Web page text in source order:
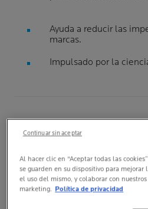
Ayuda a reducir las
marcas.
Impulsado por la
COMPROBADOS
Al hacer clic en “Aceptar todas las
se guarden en su dispositivo para
el uso del mismo, y colaborar con
marketing. Política de privacidad
Continuar sin aceptar